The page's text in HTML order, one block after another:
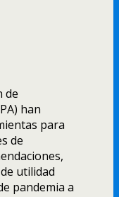
de
han
para
de
utilidad
pandemia a